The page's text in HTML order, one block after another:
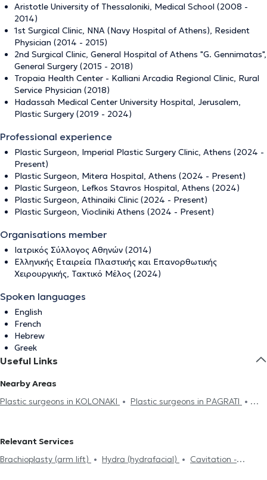
Aristotle University of Thessaloniki, Medical School (2008 -
2014)
1st Surgical Clinic, NNA (Navy Hospital of Athens), Resident
Physician (2014 - 2015)
2nd Surgical Clinic, General Hospital of Athens "G. Gennimatas",
General Surgery (2015 - 2018)
Tropaia Health Center - Kalliani Arcadia Regional Clinic, Rural
Service Physician (2018)
Hadassah Medical Center University Hospital, Jerusalem,
Plastic Surgery (2019 - 2024)
Professional experience
Plastic Surgeon, Imperial Plastic Surgery Clinic, Athens (2024 -
Present)
Plastic Surgeon, Mitera Hospital, Athens (2024 - Present)
Plastic Surgeon, Lefkos Stavros Hospital, Athens (2024)
Plastic Surgeon, Athinaiki Clinic (2024 - Present)
Plastic Surgeon, Viocliniki Athens (2024 - Present)
Organisations member
Ιατρικός Σύλλογος Αθηνών (2014)
Ελληνικής Εταιρεία Πλαστικής και Επανορθωτικής
Χειρουργικής, Τακτικό Μέλος (2024)
Spoken languages
English
French
Hebrew
Greek
Useful Links
Nearby Areas
Plastic surgeons in KOLONAKI
Plastic surgeons in PAGRATI
AMPELOKIPOI
Plastic surgeons in SYNTAGMA
in PEDION TOU AREOS
Plastic surgeons in CHALANDRI
Plastic
Relevant Services
Brachioplasty (arm lift)
Hydra (hydrafacial)
Cavitation -